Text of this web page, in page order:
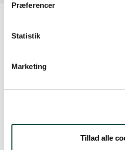
Præferencer
Statistik
Marketing
Tillad alle
Vejrudsigt